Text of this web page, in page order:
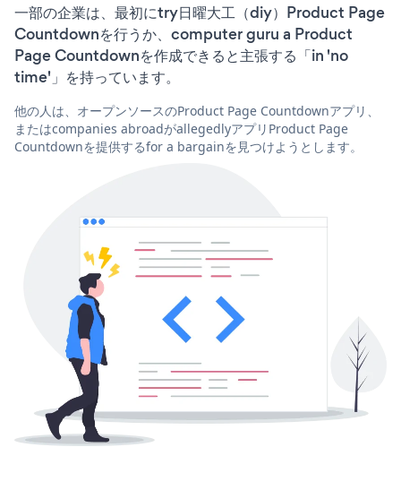
一部の企業は、最初にtry日曜大工（diy）Product Page
Countdownを行うか、computer guru a Product
Page Countdownを作成できると主張する「in 'no
time'」を持っています。
他の人は、オープンソースのProduct Page Countdownアプリ、
またはcompanies abroadがallegedlyアプリProduct Page
Countdownを提供するfor a bargainを見つけようとします。